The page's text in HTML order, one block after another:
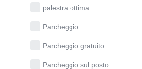
palestra ottima
Parcheggio
Parcheggio gratuito
Parcheggio sul posto